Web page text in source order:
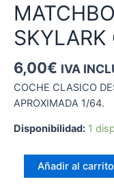
SKYLARK
6,00€ IVA
COCHE CLASICO
APROXIMADA 1/64.
Disponibilidad: 1
MATCHBOX
1953
Añadir al carrito